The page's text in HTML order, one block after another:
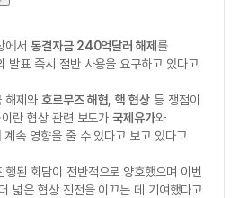
에서동결자금 240억달러 해제 를
발표 즉시 절반 사용을 요구하고 있다고
해제와 호르무즈 해협 ,핵 협상 등 쟁점이
이란 협상 관련 보도가국제유가와
계속 영향을 줄 수 있다고 보고 있다고
행된 회담이 전반적으로 양호했으며 이번
넓은 협상 진전을 이끄는 데 기여했다고